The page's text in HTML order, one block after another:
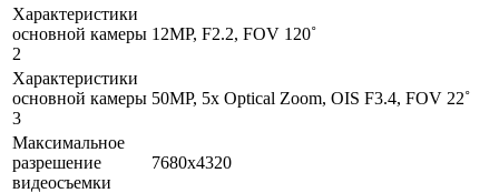
Характеристики
основной камеры
2
12MP, F2.2, FOV 120˚
Характеристики
основной камеры
3
50MP, 5x Optical Zoom, OIS F3.4, FOV 22˚
Максимальное
разрешение
видеосъемки
7680x4320